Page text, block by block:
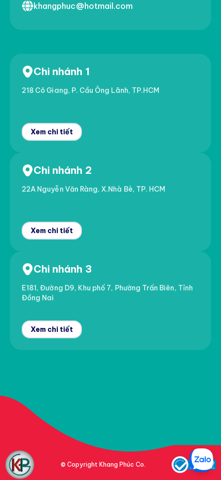
khangphuc@hotmail.com
Chi nhánh 1
218 Cô Giang, P. Cầu Ông Lãnh, TP.HCM
Xem chi tiết
Chi nhánh 2
22A Nguyễn Văn Ràng, X.Nhà Bè, TP. HCM
Xem chi tiết
Chi nhánh 3
E181, Đường D9, Khu phố 7, Phường Trấn Biên, Tỉnh
Đồng Nai
Xem chi tiết
© Copyright Khang Phúc Co.